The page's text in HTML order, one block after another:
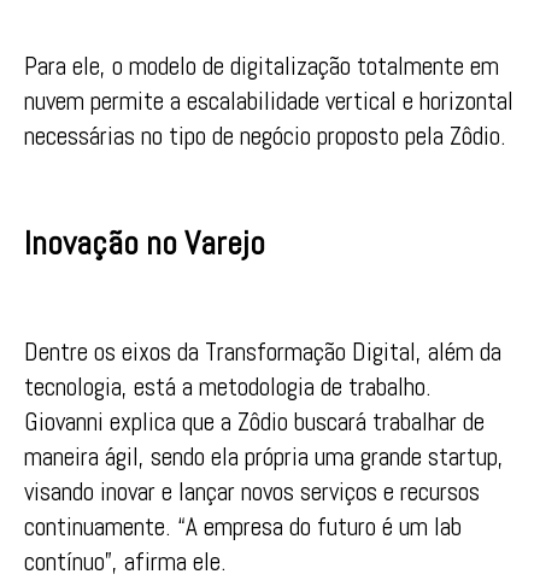
Para ele, o modelo de digitalização totalmente em
nuvem permite a escalabilidade vertical e horizontal
necessárias no tipo de negócio proposto pela Zôdio.
Inovação no Varejo
Dentre os eixos da Transformação Digital, além da
tecnologia, está a metodologia de trabalho.
Giovanni explica que a Zôdio buscará trabalhar de
maneira ágil, sendo ela própria uma grande startup,
visando inovar e lançar novos serviços e recursos
continuamente. “A empresa do futuro é um lab
contínuo”, afirma ele.